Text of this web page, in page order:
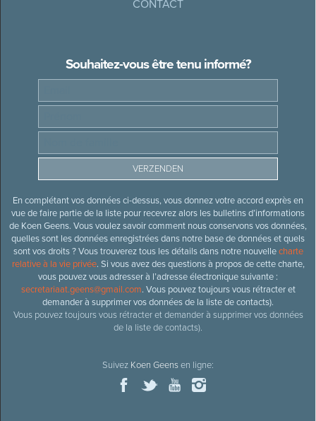
CONTACT
Souhaitez-vous être tenu informé?
En complétant vos données ci-dessus, vous donnez votre accord exprès en
vue de faire partie de la liste pour recevrez alors les bulletins d’informations
de Koen Geens. Vous voulez savoir comment nous conservons vos données,
quelles sont les données enregistrées dans notre base de données et quels
sont vos droits ? Vous trouverez tous les détails dans notre nouvellecharte
relative à la vie privée. Si vous avez des questions à propos de cette charte,
vous pouvez vous adresser à l’adresse électronique suivante :
secretariaat.geens@gmail.com. Vous pouvez toujours vous rétracter et
demander à supprimer vos données de la liste de contacts).
Vous pouvez toujours vous rétracter et demander à supprimer vos données
de la liste de contacts).
Suivez Koen Geensen ligne: